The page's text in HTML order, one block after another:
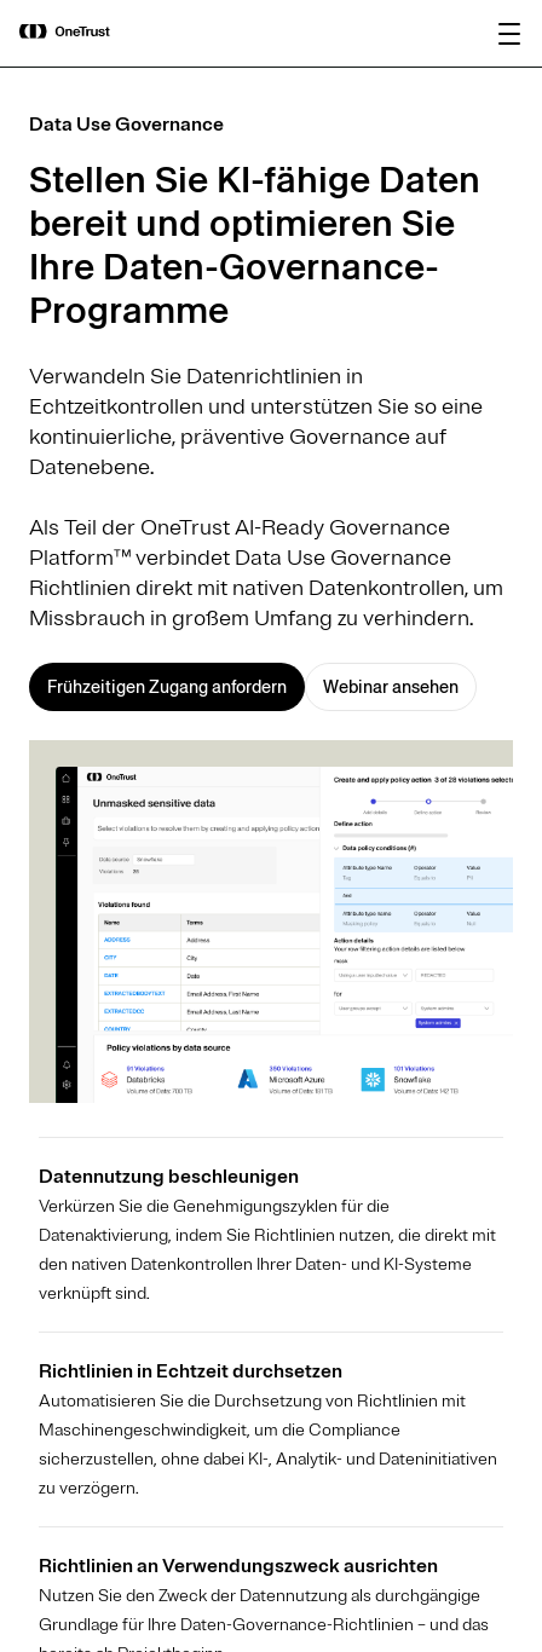
OneTrust als „Visionär“ im Gartner®
Magic Quadrant™ 2026 für
Plattformen zur KI-Governance
Data Use Governance
Stellen Sie KI-fähige Daten
bereit und optimieren Sie
Ihre Daten-Governance-
Programme
Verwandeln Sie Datenrichtlinien in
Echtzeitkontrollen und unterstützen Sie so eine
kontinuierliche, präventive Governance auf
Datenebene.
Als Teil der OneTrust AI-Ready Governance
Platform™ verbindet Data Use Governance
Richtlinien direkt mit nativen Datenkontrollen, um
Missbrauch in großem Umfang zu verhindern.
Frühzeitigen Zugang anfordern Webinar ansehen
Datennutzung beschleunigen
Verkürzen Sie die Genehmigungszyklen für die
Datenaktivierung, indem Sie Richtlinien nutzen, die direkt mit
den nativen Datenkontrollen Ihrer Daten- und KI-Systeme
verknüpft sind.
Richtlinien in Echtzeit durchsetzen
Automatisieren Sie die Durchsetzung von Richtlinien mit
Maschinengeschwindigkeit, um die Compliance
sicherzustellen, ohne dabei KI-, Analytik- und Dateninitiativen
zu verzögern.
Richtlinien an Verwendungszweck ausrichten
Nutzen Sie den Zweck der Datennutzung als durchgängige
Grundlage für Ihre Daten-Governance-Richtlinien – und das